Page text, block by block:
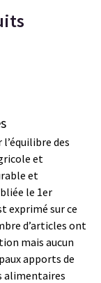
des
et
et
le 1er
exprimé sur ce
d’articles ont
mais aucun
apports de
alimentaires